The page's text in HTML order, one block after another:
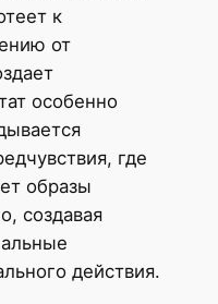
к
от
особенно
где
образы
создавая
действия.